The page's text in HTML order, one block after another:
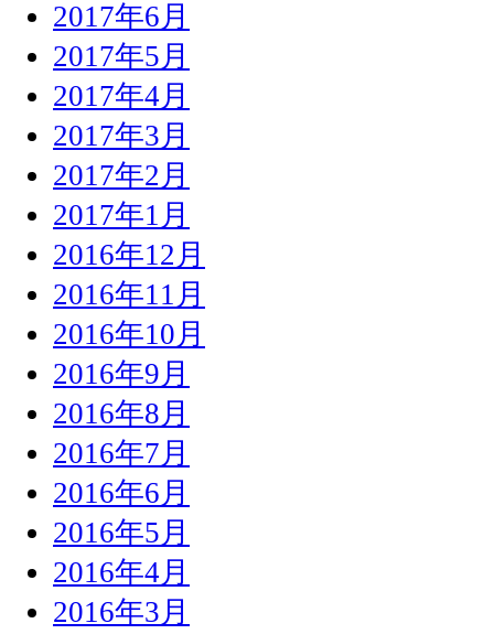
2017年6月
2017年5月
2017年4月
2017年3月
2017年2月
2017年1月
2016年12月
2016年11月
2016年10月
2016年9月
2016年8月
2016年7月
2016年6月
2016年5月
2016年4月
2016年3月